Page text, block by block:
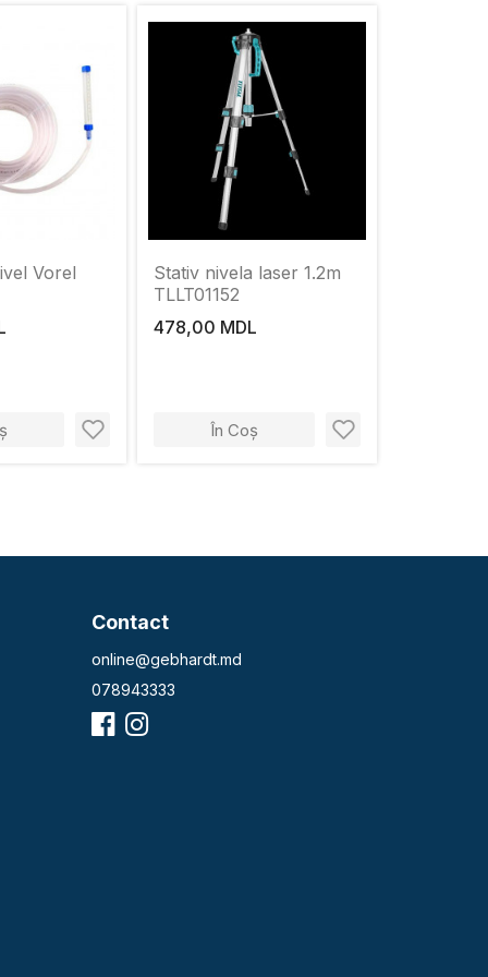
Vorel
Stativ nivela laser 1.2m
TLLT01152
478,00 MDL
În Coș
Contact
online@gebhardt.md
078943333